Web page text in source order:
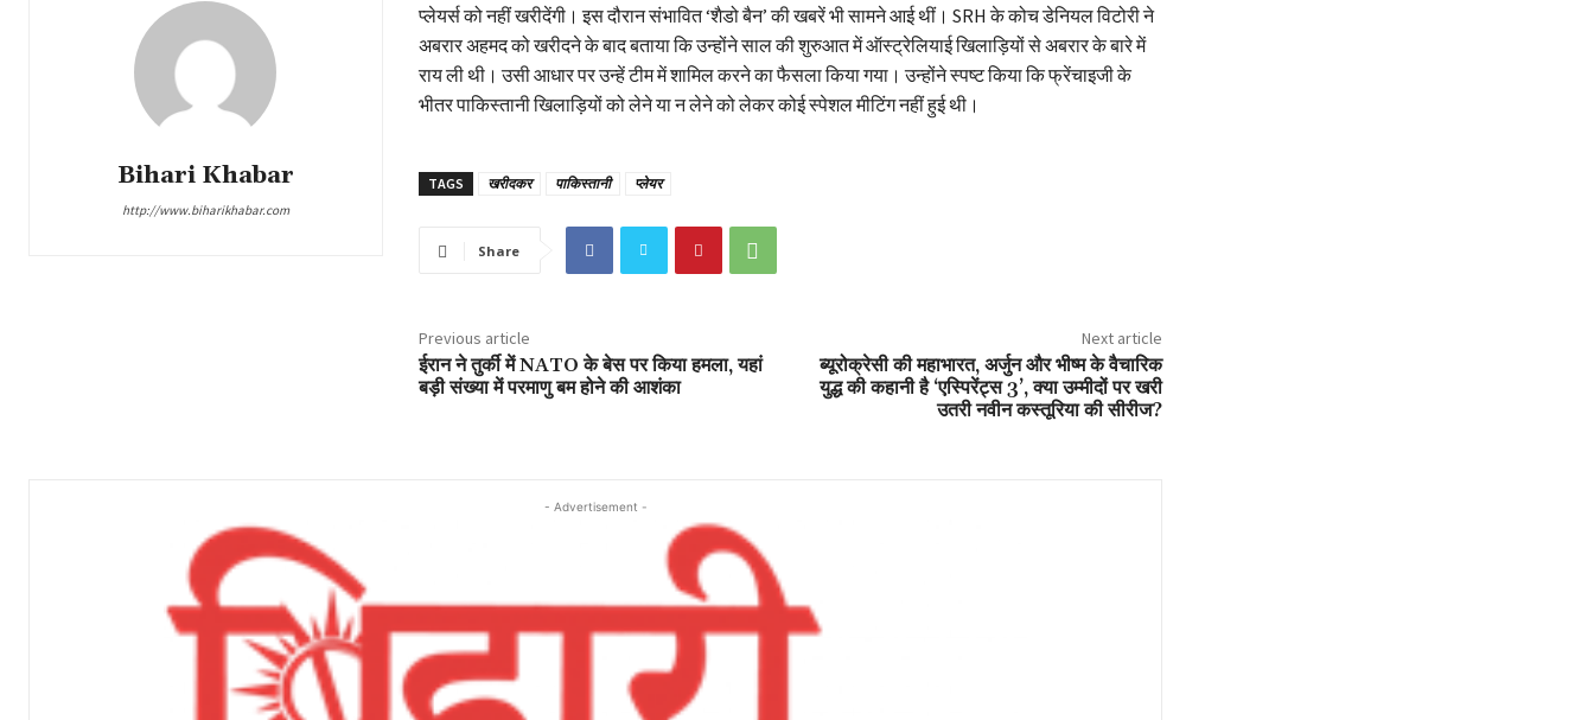
Bihari Khabar
http://www.biharikhabar.com
प्लेयर्स को नहीं खरीदेंगी। इस दौरान संभावित ‘शैडो बैन’ की खबरें भी सामने आई थीं। SRH के कोच डेनियल विटोरी ने
अबरार अहमद को खरीदने के बाद बताया कि उन्होंने साल की शुरुआत में ऑस्ट्रेलियाई खिलाड़ियों से अबरार के बारे में
राय ली थी। उसी आधार पर उन्हें टीम में शामिल करने का फैसला किया गया। उन्होंने स्पष्ट किया कि फ्रेंचाइजी के
भीतर पाकिस्तानी खिलाड़ियों को लेने या न लेने को लेकर कोई स्पेशल मीटिंग नहीं हुई थी।
TAGS खरीदकर पाकिस्तानी प्लेयर
Share
Previous article
ईरान ने तुर्की में NATO के बेस पर किया हमला, यहां
बड़ी संख्या में परमाणु बम होने की आशंका
Next article
ब्यूरोक्रेसी की महाभारत, अर्जुन और भीष्म के वैचारिक
युद्ध की कहानी है ‘एस्पिरेंट्स 3’, क्या उम्मीदों पर खरी
उतरी नवीन कस्तूरिया की सीरीज?
- Advertisement -